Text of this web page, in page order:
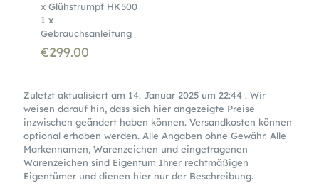
x Glühstrumpf HK500
1 x
Gebrauchsanleitung
€299.00
Zuletzt aktualisiert am 14. Januar 2025 um 22:44 . Wir
weisen darauf hin, dass sich hier angezeigte Preise
inzwischen geändert haben können. Versandkosten können
optional erhoben werden. Alle Angaben ohne Gewähr. Alle
Markennamen, Warenzeichen und eingetragenen
Warenzeichen sind Eigentum Ihrer rechtmäßigen
Eigentümer und dienen hier nur der Beschreibung.